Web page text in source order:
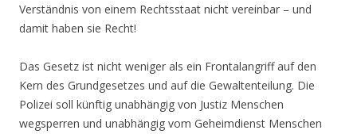
Verständnis von einem Rechtsstaat nicht vereinbar – und
damit haben sie Recht!
Das Gesetz ist nicht weniger als ein Frontalangriff auf den
Kern des Grundgesetzes und auf die Gewaltenteilung. Die
Polizei soll künftig unabhängig von Justiz Menschen
wegsperren und unabhängig vom Geheimdienst Menschen